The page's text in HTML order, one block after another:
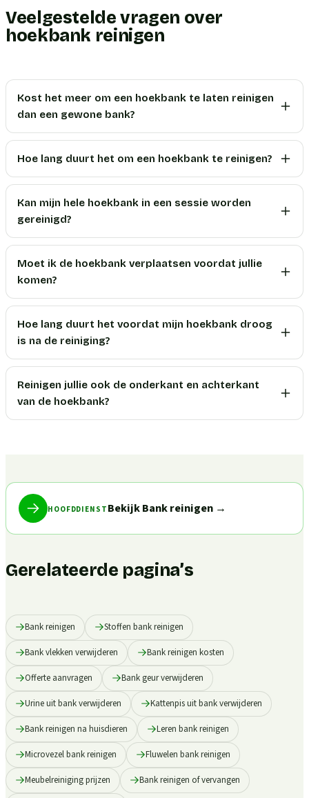
Veelgestelde vragen over
hoekbank reinigen
Kost het meer om een hoekbank te laten reinigen
dan een gewone bank?
Hoe lang duurt het om een hoekbank te reinigen?
Kan mijn hele hoekbank in een sessie worden
gereinigd?
Moet ik de hoekbank verplaatsen voordat jullie
komen?
Hoe lang duurt het voordat mijn hoekbank droog
is na de reiniging?
Reinigen jullie ook de onderkant en achterkant
van de hoekbank?
HOOFDDIENST Bekijk Bank reinigen→
Gerelateerde pagina’s
Bank reinigen Stoffen bank reinigen
Bank vlekken verwijderen Bank reinigen kosten
Offerte aanvragen Bank geur verwijderen
Urine uit bank verwijderen Kattenpis uit bank verwijderen
Bank reinigen na huisdieren Leren bank reinigen
Microvezel bank reinigen Fluwelen bank reinigen
Meubelreiniging prijzen Bank reinigen of vervangen